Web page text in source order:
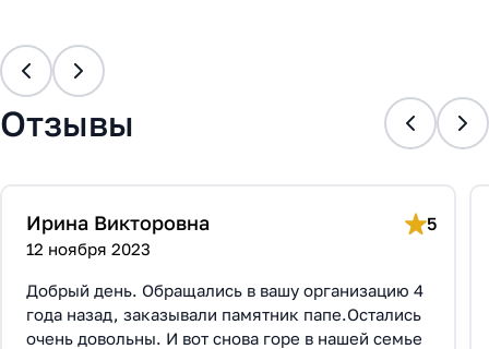
Отзывы
Ирина Викторовна 5
12 ноября 2023
Добрый день. Обращались в вашу организацию 4
года назад, заказывали памятник папе.Остались
очень довольны. И вот снова горе в нашей семье